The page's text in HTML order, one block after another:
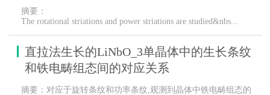
摘要：
The rotational striations and power striations are studied&nbs...
直拉法生长的LiNbO_3单晶体中的生长条纹
和铁电畴组态间的对应关系
摘要：对应于旋转条纹和功率条纹,观测到晶体中铁电畴组态的